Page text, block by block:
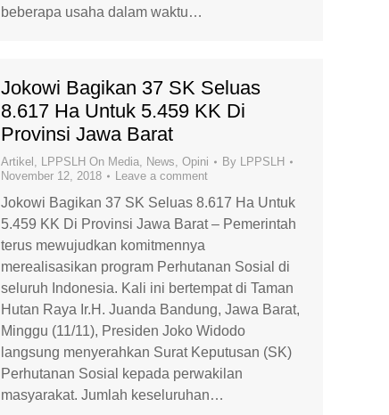
beberapa usaha dalam waktu…
Jokowi Bagikan 37 SK Seluas
8.617 Ha Untuk 5.459 KK Di
Provinsi Jawa Barat
Artikel , LPPSLH On Media, News, Opini By LPPSLH
November 12, 2018
Leave a comment
Jokowi Bagikan 37 SK Seluas 8.617 Ha Untuk
5.459 KK Di Provinsi Jawa Barat – Pemerintah
terus mewujudkan komitmennya
merealisasikan program Perhutanan Sosial di
seluruh Indonesia. Kali ini bertempat di Taman
Hutan Raya Ir.H. Juanda Bandung, Jawa Barat,
Minggu (11/11), Presiden Joko Widodo
langsung menyerahkan Surat Keputusan (SK)
Perhutanan Sosial kepada perwakilan
masyarakat. Jumlah keseluruhan…